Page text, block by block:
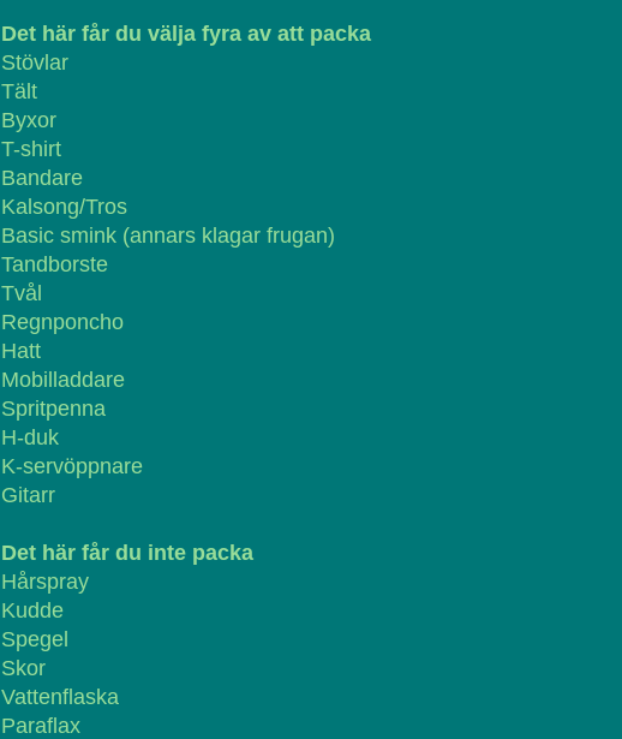
Det här får du välja fyra av att packa
Stövlar
Tält
Byxor
T-shirt
Bandare
Kalsong/Tros
Basic smink (annars klagar frugan)
Tandborste
Tvål
Regnponcho
Hatt
Mobilladdare
Spritpenna
H-duk
K-servöppnare
Gitarr
Det här får du inte packa
Hårspray
Kudde
Spegel
Skor
Vattenflaska
Paraflax